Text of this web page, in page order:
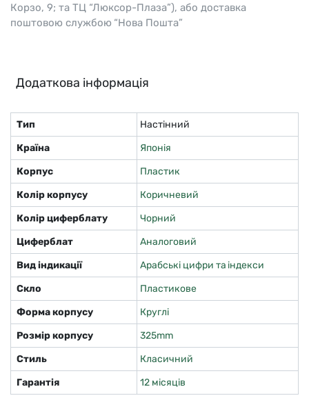
Корзо, 9; та ТЦ “Люксор-Плаза”), або доставка
поштовою службою “Нова Пошта”
Додаткова інформація
Тип
Настінний
Країна
Японія
Корпус
Пластик
Колір корпусу
Коричневий
Колір циферблату
Чорний
Циферблат
Аналоговий
Вид індикації
Арабські цифри та індекси
Скло
Пластикове
Форма корпусу
Круглі
Розмір корпусу
325mm
Стиль
Класичний
Гарантія
12 місяців